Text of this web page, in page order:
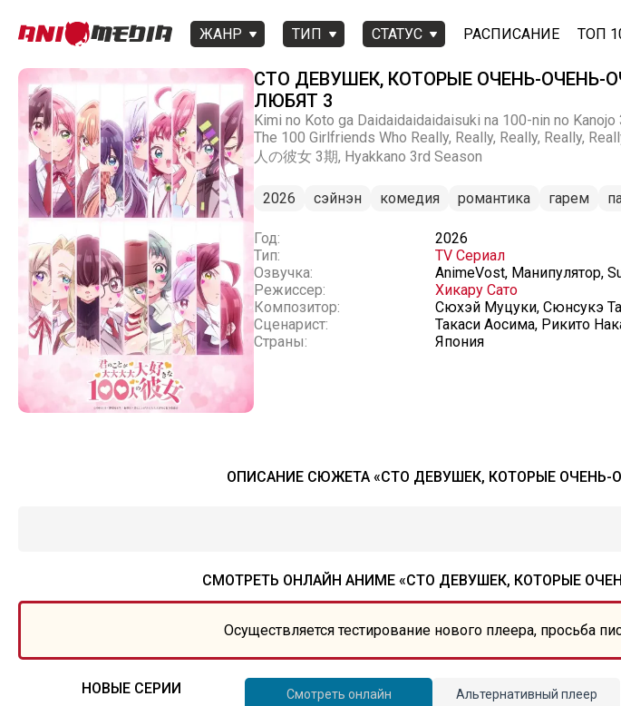
ЖАНР ТИП СТАТУС РАСПИСАНИЕ ТОП
СТО ДЕВУШЕК, КОТОРЫЕ ОЧЕНЬ-ОЧЕНЬ-
ЛЮБЯТ 3
Kimi no Koto ga Daidaidaidaidaisuki na 100-nin no Kanojo
The 100 Girlfriends Who Really, Really, Really, Really,
人の彼女 3期, Hyakkano 3rd Season
2026 сэйнэн комедия романтика гарем
Год:
2026
Тип:
TV Сериал
Озвучка:
AnimeVost, Манипулятор,
Режиссер:
Хикару Сато
Композитор:
Сюхэй Муцуки, Сюнсукэ
Сценарист:
Такаси Аосима, Рикито
Страны:
Япония
ОПИСАНИЕ СЮЖЕТА «СТО ДЕВУШЕК, КОТОРЫЕ ОЧЕНЬ-
СМОТРЕТЬ ОНЛАЙН АНИМЕ «СТО ДЕВУШЕК, КОТОРЫЕ
Осуществляется тестирование нового плеера, просьба
НОВЫЕ СЕРИИ Смотреть онлайн Альтернативный плеер